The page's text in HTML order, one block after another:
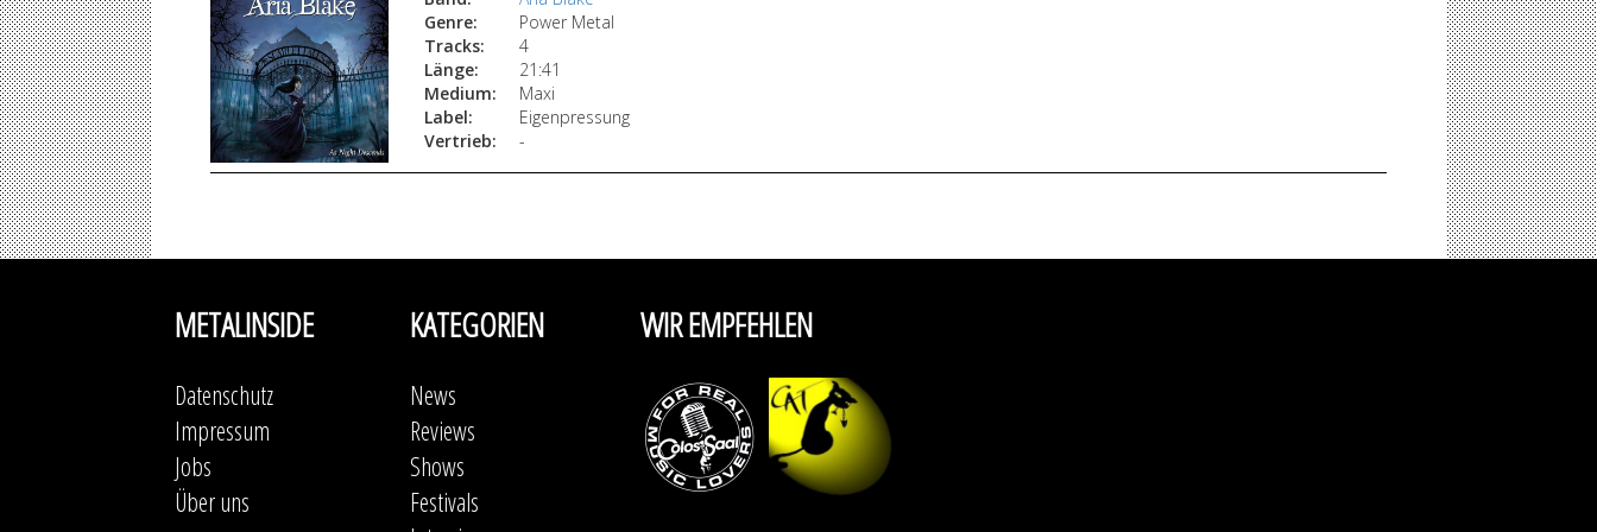
Genre:
Power Metal
Tracks:
4
Länge:
21:41
Medium:
Maxi
Label:
Eigenpressung
Vertrieb:
-
METALINSIDE
Datenschutz
Impressum
Jobs
Über uns
KATEGORIEN
News
Reviews
Shows
Festivals
WIR EMPFEHLEN